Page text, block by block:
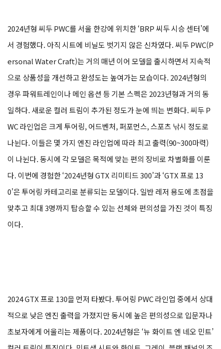
2024년형 씨두 PWC를 서울 한강에 위치한 ‘BRP 씨두 시승 센터’에
서 경험했다. 아직 시트에 비닐도 벗기지 않은 신차였다. 씨두 PWC(P
ersonal Water Craft)는 거의 매년 이어 모델을 출시하면서 지속적
으로 상품성을 개선하고 완성도는 높여가는 모습이다. 2024년형의
경우 파워트레인이나 메인 옵션 등 기본 스펙은 2023년형과 거의 동
일하다. 새로운 컬러 트림이 추가된 정도가 눈에 띄는 변화다. 씨두 P
WC 라인업은 크게 투어링, 어드벤처, 퍼포먼스, 스포츠 낚시 정도로
나뉜다. 이들은 몇 가지 엔진 라인업에 따라 최고 출력(90~300마력)
이 나뉜다. 동시에 각 모델은 목적에 맞는 편의 장비로 차별화를 이룬
다. 이번에 경험한 ‘2024년형 GTX 리미티드 300’과 ‘GTX 프로 13
0’은 투어링 카테고리로 분류되는 모델이다. 일반 레저 용도에 초점을
맞추고 최대 3명까지 탑승할 수 있는 선체와 편의성을 가진 것이 특징
이다.
2024 GTX 프로 130을 먼저 타봤다. 투어링 PWC 라인업 중에서 상대
적으로 낮은 엔진 출력을 가졌지만 동시에 높은 편의성으로 입문자나
초보자에게 어울리는 제품이다. 2024년형은 ‘뉴 화이트 엔 네오 민트’